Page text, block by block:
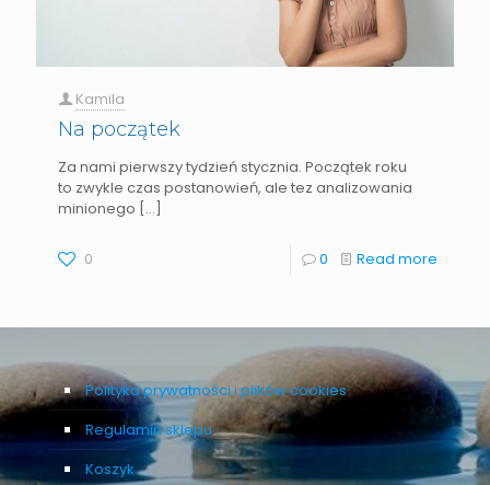
Kamila
Na początek
Za nami pierwszy tydzień stycznia. Początek roku
to zwykle czas postanowień, ale tez analizowania
minionego […]
0 0 Read more
Polityka prywatności i plików cookies
Regulamin sklepu
Koszyk